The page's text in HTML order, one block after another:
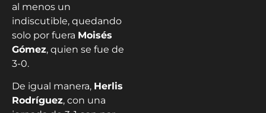
al menos un
indiscutible, quedando
solo por fuera Moisés
Gómez, quien se fue de
3-0.
De igual manera, Herlis
Rodríguez, con una